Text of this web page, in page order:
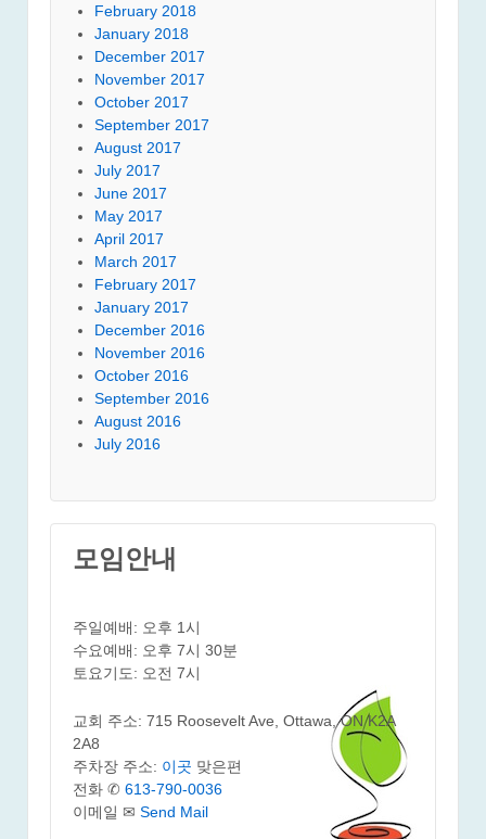
February 2018
January 2018
December 2017
November 2017
October 2017
September 2017
August 2017
July 2017
June 2017
May 2017
April 2017
March 2017
February 2017
January 2017
December 2016
November 2016
October 2016
September 2016
August 2016
July 2016
모임안내
주일예배: 오후 1시
수요예배: 오후 7시 30분
토요기도: 오전 7시
교회 주소: 715 Roosevelt Ave, Ottawa, ON K2A
2A8
주차장 주소: 이곳 맞은편
전화 ✆ 613-790-0036
이메일 ✉ Send Mail